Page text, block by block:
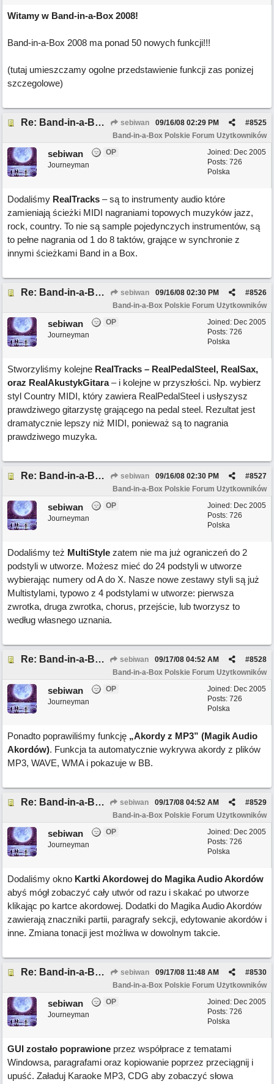
Witamy w Band-in-a-Box 2008!
Band-in-a-Box 2008 ma ponad 50 nowych funkcji!!!
(tutaj umieszczamy ogolne przedstawienie funkcji zas ponizej
szczegolowe)
Re: Band-in-a-Box 2008 ma ponad 50 nowych funkcji! sebiwan #8525
09/16/08 02:29 PM
Band-in-a-Box Polskie Forum Użytkowników
Joined: Dec 2005
Posts: 726
Polska
sebiwan
OP
Journeyman
Dodaliśmy RealTracks – są to instrumenty audio które
zamieniają ścieżki MIDI nagraniami topowych muzyków jazz,
rock, country. To nie są sample pojedynczych instrumentów, są
to pełne nagrania od 1 do 8 taktów, grające w synchronie z
innymi ścieżkami Band in a Box.
Re: Band-in-a-Box 2008 ma ponad 50 nowych funkcji! sebiwan #8526
09/16/08 02:30 PM
Band-in-a-Box Polskie Forum Użytkowników
Joined: Dec 2005
Posts: 726
Polska
sebiwan
OP
Journeyman
Stworzyliśmy kolejne RealTracks – RealPedalSteel, RealSax,
oraz RealAkustykGitara– i kolejne w przyszłości. Np. wybierz
styl Country MIDI, który zawiera RealPedalSteel i usłyszysz
prawdziwego gitarzystę grającego na pedal steel. Rezultat jest
dramatycznie lepszy niż MIDI, ponieważ są to nagrania
prawdziwego muzyka.
Re: Band-in-a-Box 2008 ma ponad 50 nowych funkcji! sebiwan #8527
09/16/08 02:30 PM
Band-in-a-Box Polskie Forum Użytkowników
Joined: Dec 2005
Posts: 726
Polska
sebiwan
OP
Journeyman
Dodaliśmy też MultiStyle zatem nie ma już ograniczeń do 2
podstyli w utworze. Możesz mieć do 24 podstyli w utworze
wybierając numery od A do X. Nasze nowe zestawy styli są już
Multistylami, typowo z 4 podstylami w utworze: pierwsza
zwrotka, druga zwrotka, chorus, przejście, lub tworzysz to
według własnego uznania.
Re: Band-in-a-Box 2008 ma ponad 50 nowych funkcji! sebiwan #8528
09/17/08 04:52 AM
Band-in-a-Box Polskie Forum Użytkowników
Joined: Dec 2005
Posts: 726
Polska
sebiwan
OP
Journeyman
Ponadto poprawiliśmy funkcję „Akordy z MP3” (Magik Audio
Akordów). Funkcja ta automatycznie wykrywa akordy z plików
MP3, WAVE, WMA i pokazuje w BB.
Re: Band-in-a-Box 2008 ma ponad 50 nowych funkcji! sebiwan #8529
09/17/08 04:52 AM
Band-in-a-Box Polskie Forum Użytkowników
Joined: Dec 2005
Posts: 726
Polska
sebiwan
OP
Journeyman
Dodaliśmy okno Kartki Akordowej do Magika Audio Akordów
abyś mógł zobaczyć cały utwór od razu i skakać po utworze
klikając po kartce akordowej. Dodatki do Magika Audio Akordów
zawierają znaczniki partii, paragrafy sekcji, edytowanie akordów i
inne. Zmiana tonacji jest możliwa w dowolnym takcie.
Re: Band-in-a-Box 2008 ma ponad 50 nowych funkcji! sebiwan #8530
09/17/08 11:48 AM
Band-in-a-Box Polskie Forum Użytkowników
Joined: Dec 2005
Posts: 726
Polska
sebiwan
OP
Journeyman
GUI zostało poprawione przez współprace z tematami
Windowsa, paragrafami oraz kopiowanie poprzez przeciągnij i
upuść. Załaduj Karaoke MP3, CDG aby zobaczyć słowa